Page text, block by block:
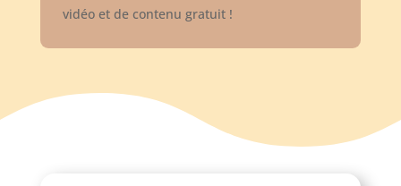
vidéo et de contenu gratuit !